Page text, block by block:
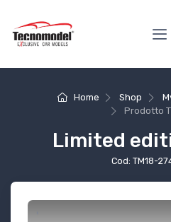
Home Shop
Prodotto
Limited
Cod: TM18-